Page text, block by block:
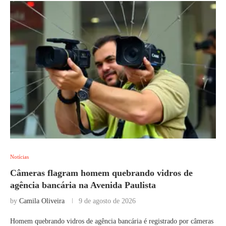
Notícias
Câmeras flagram homem quebrando vidros de
agência bancária na Avenida Paulista
by Camila Oliveira 9 de agosto de 2026
Homem quebrando vidros de agência bancária é registrado por câmeras